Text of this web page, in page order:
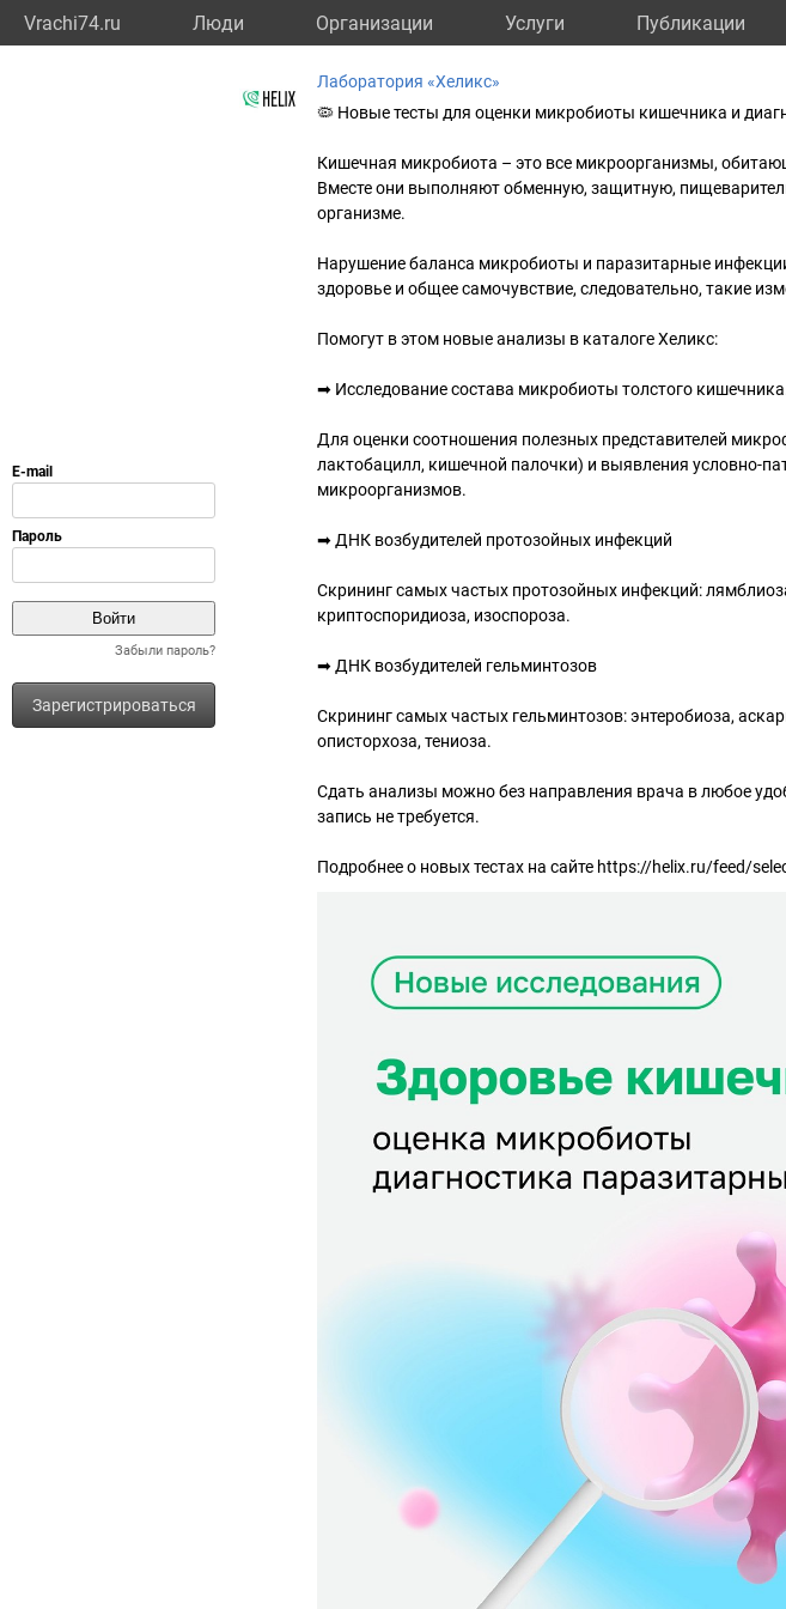
Vrachi74.ru Люди Организации Услуги Публикации
Забыли пароль?
Зарегистрироваться
Лаборатория «Хеликс»
🦠 Новые тесты для оценки микробиоты кишечника и
Кишечная микробиота – это все микроорганизмы,
Вместе они выполняют обменную, защитную,
организме.
Нарушение баланса микробиоты и паразитарные
здоровье и общее самочувствие, следовательно, такие
Помогут в этом новые анализы в каталоге Хеликс:
➡ Исследование состава микробиоты толстого
Для оценки соотношения полезных представителей
лактобацилл, кишечной палочки) и выявления условно-
микроорганизмов.
➡ ДНК возбудителей протозойных инфекций
Скрининг самых частых протозойных инфекций:
криптоспоридиоза, изоспороза.
➡ ДНК возбудителей гельминтозов
Скрининг самых частых гельминтозов: энтеробиоза,
описторхоза, тениоза.
Сдать анализы можно без направления врача в любое
запись не требуется.
Подробнее о новых тестах на сайте https://helix.ru/feed/